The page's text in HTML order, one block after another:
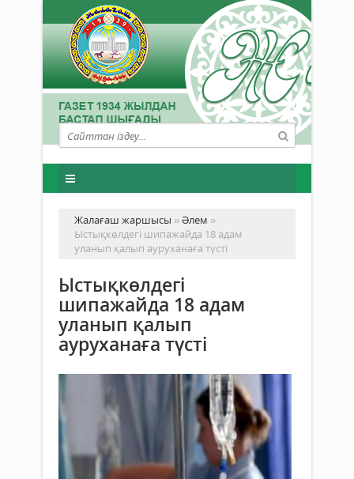
Жалағаш жаршысы »Әлем »
Ыстықкөлдегі шипажайда 18 адам
уланып қалып ауруханаға түсті
Ыстықкөлдегі
шипажайда 18 адам
уланып қалып
ауруханаға түсті